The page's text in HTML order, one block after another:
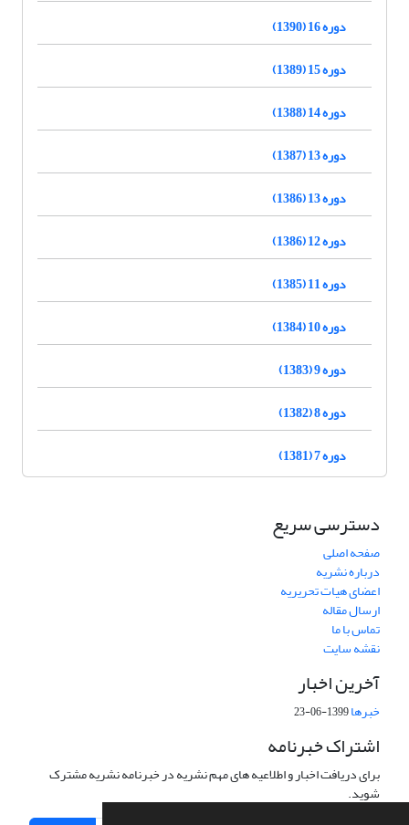
دوره 16 (1390)
دوره 15 (1389)
دوره 14 (1388)
دوره 13 (1387)
دوره 13 (1386)
دوره 12 (1386)
دوره 11 (1385)
دوره 10 (1384)
دوره 9 (1383)
دوره 8 (1382)
دوره 7 (1381)
دسترسی سریع
صفحه اصلی
درباره نشریه
اعضای هیات تحریریه
ارسال مقاله
تماس با ما
نقشه سایت
آخرین اخبار
خبرها1399-06-23
اشتراک خبرنامه
برای دریافت اخبار و اطلاعیه های مهم نشریه در خبرنامه نشریه مشترک
شوید.